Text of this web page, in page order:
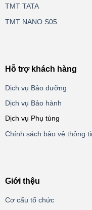
TMT TATA
TMT NANO S05
Hỗ trợ khách hàng
Dịch vụ Bảo dưỡng
Dịch vụ Bảo hành
Dịch vụ Phụ tùng
Chính sách bảo vệ thông
Giới thệu
Cơ cấu tổ chức